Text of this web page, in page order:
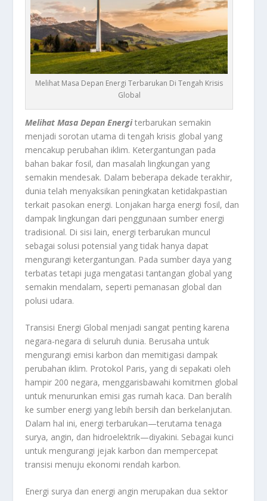
Melihat Masa Depan Energi Terbarukan Di Tengah Krisis
Global
Melihat Masa Depan Energiterbarukan semakin
menjadi sorotan utama di tengah krisis global yang
mencakup perubahan iklim. Ketergantungan pada
bahan bakar fosil, dan masalah lingkungan yang
semakin mendesak. Dalam beberapa dekade terakhir,
dunia telah menyaksikan peningkatan ketidakpastian
terkait pasokan energi. Lonjakan harga energi fosil, dan
dampak lingkungan dari penggunaan sumber energi
tradisional. Di sisi lain, energi terbarukan muncul
sebagai solusi potensial yang tidak hanya dapat
mengurangi ketergantungan. Pada sumber daya yang
terbatas tetapi juga mengatasi tantangan global yang
semakin mendalam, seperti pemanasan global dan
polusi udara.
Transisi Energi Global menjadi sangat penting karena
negara-negara di seluruh dunia. Berusaha untuk
mengurangi emisi karbon dan memitigasi dampak
perubahan iklim. Protokol Paris, yang di sepakati oleh
hampir 200 negara, menggarisbawahi komitmen global
untuk menurunkan emisi gas rumah kaca. Dan beralih
ke sumber energi yang lebih bersih dan berkelanjutan.
Dalam hal ini, energi terbarukan—terutama tenaga
surya, angin, dan hidroelektrik—diyakini. Sebagai kunci
untuk mengurangi jejak karbon dan mempercepat
transisi menuju ekonomi rendah karbon.
Energi surya dan energi angin merupakan dua sektor